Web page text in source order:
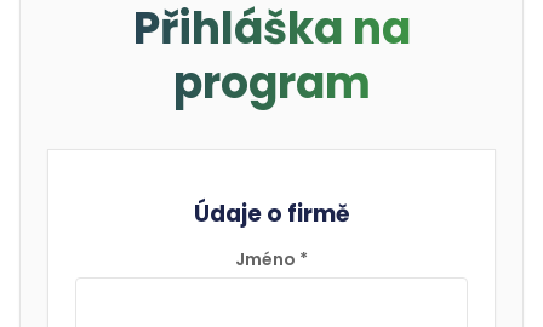
Přihláška na
program
Údaje o firmě
Jméno *